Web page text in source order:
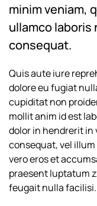
minim veniam,
ullamco laboris
consequat.
Quis aute iure
dolore eu fugiat
cupiditat non
mollit anim id est
dolor in hendrerit in
consequat, vel
vero eros et
praesent luptatum
feugait nulla facilisi.